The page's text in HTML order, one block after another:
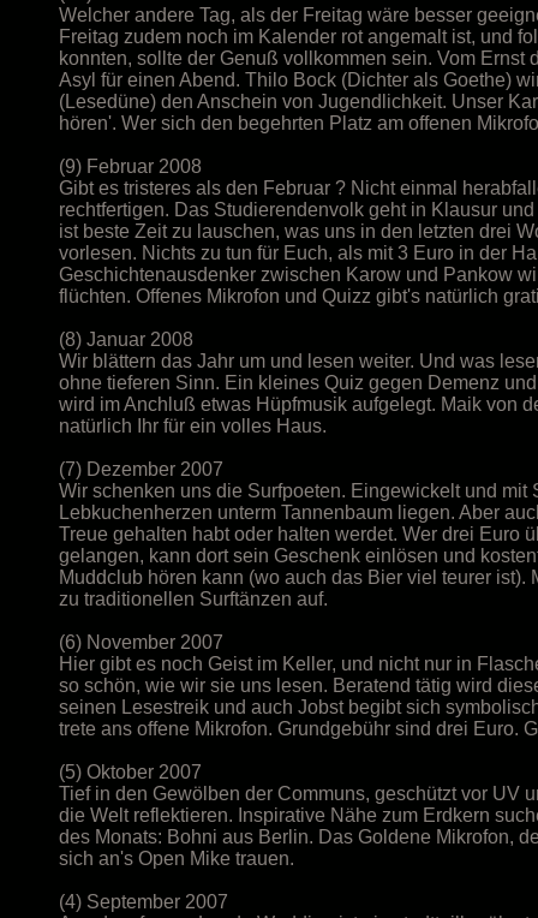
Welcher andere Tag, als der Freitag wäre besser
Freitag zudem noch im Kalender rot angemalt ist, und
konnten, sollte der Genuß vollkommen sein. Vom
Asyl für einen Abend. Thilo Bock (Dichter als Goethe)
(Lesedüne) den Anschein von Jugendlichkeit. Unser
hören'. Wer sich den begehrten Platz am offenen
(9) Februar 2008
Gibt es tristeres als den Februar ? Nicht einmal
rechtfertigen. Das Studierendenvolk geht in Klausur
ist beste Zeit zu lauschen, was uns in den letzten drei
vorlesen. Nichts zu tun für Euch, als mit 3 Euro in der
Geschichtenausdenker zwischen Karow und Pankow
flüchten. Offenes Mikrofon und Quizz gibt's natürlich
(8) Januar 2008
Wir blättern das Jahr um und lesen weiter. Und was
ohne tieferen Sinn. Ein kleines Quiz gegen Demenz
wird im Anchluß etwas Hüpfmusik aufgelegt. Maik von
natürlich Ihr für ein volles Haus.
(7) Dezember 2007
Wir schenken uns die Surfpoeten. Eingewickelt und
Lebkuchenherzen unterm Tannenbaum liegen. Aber
Treue gehalten habt oder halten werdet. Wer drei Euro
gelangen, kann dort sein Geschenk einlösen und
Muddclub hören kann (wo auch das Bier viel teurer
zu traditionellen Surftänzen auf.
(6) November 2007
Hier gibt es noch Geist im Keller, und nicht nur in
so schön, wie wir sie uns lesen. Beratend tätig wird
seinen Lesestreik und auch Jobst begibt sich
trete ans offene Mikrofon. Grundgebühr sind drei Euro.
(5) Oktober 2007
Tief in den Gewölben der Communs, geschützt vor UV
die Welt reflektieren. Inspirative Nähe zum Erdkern
des Monats: Bohni aus Berlin. Das Goldene Mikrofon,
sich an's Open Mike trauen.
(4) September 2007